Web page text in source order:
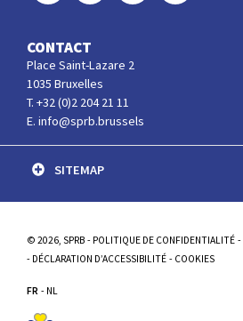
CONTACT
Place Saint-Lazare 2
1035 Bruxelles
T. +32 (0)2 204 21 11
E. info@sprb.brussels
SITEMAP
© 2026, SPRB POLITIQUE DE CONFIDENTIALITÉ
DÉCLARATION D’ACCESSIBILITÉ
COOKIES
FR NL